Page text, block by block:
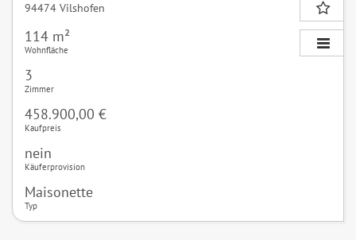
94474 Vilshofen
114 m²
Wohnfläche
3
Zimmer
458.900,00 €
Kaufpreis
nein
Käuferprovision
Maisonette
Typ